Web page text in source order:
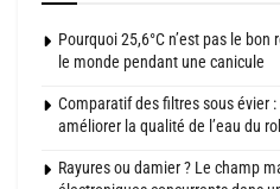
Pourquoi 25,6°C n’est pas le
le monde pendant une canicule
Comparatif des filtres sous évier
améliorer la qualité de l’eau du
Rayures ou damier ? Le champ